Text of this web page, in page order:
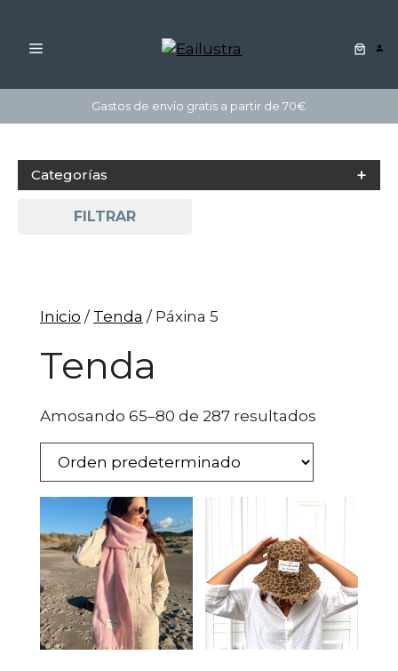
ao
Gastos de envío gratis a partir de 70€
MENÚ
Categorías
FILTRAR
Inicio / Tenda / Páxina 5
Tenda
Amosando 65–80 de 287 resultados